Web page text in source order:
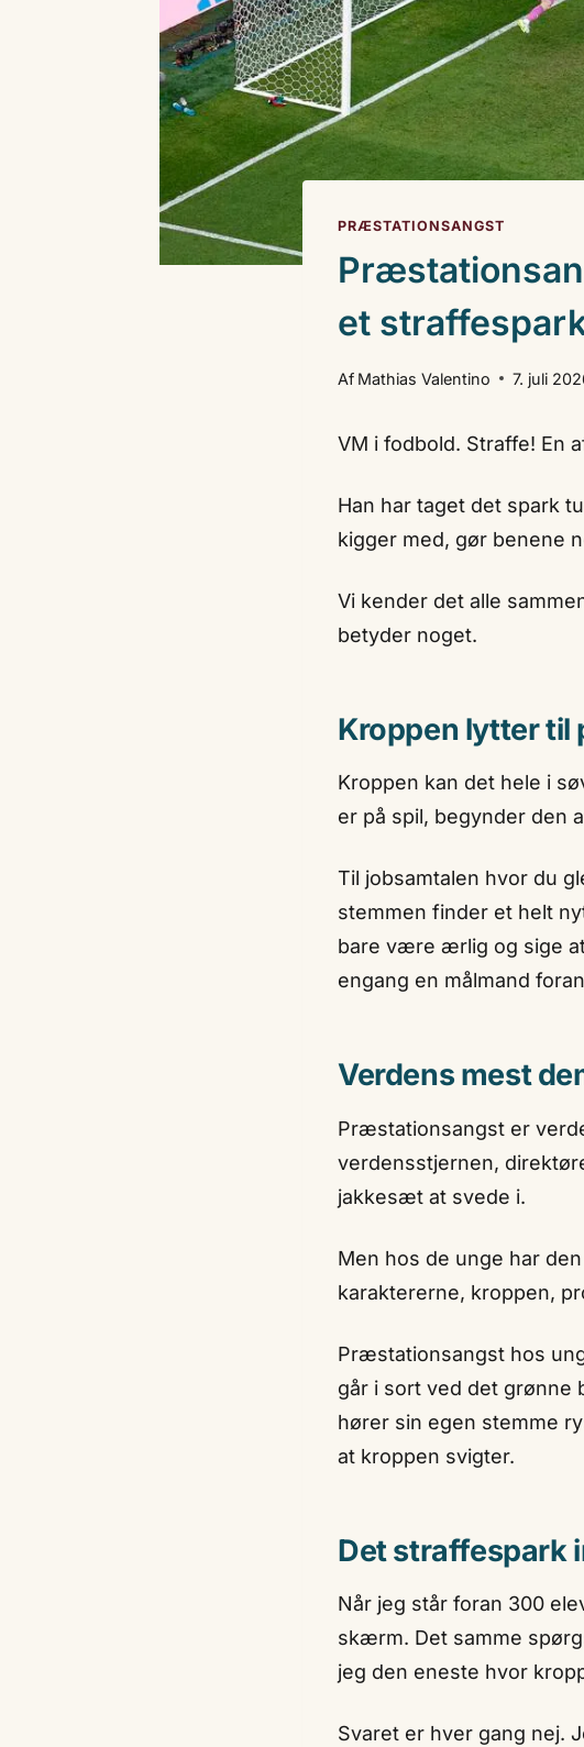
PRÆSTATIONSANGST
et
Af Mathias Valentino 7. juli
VM i fodbold. Straffe! En
Han har taget det spark
kigger med, gør benene
Vi kender det alle
betyder noget.
Kroppen lytter til
Kroppen kan det hele i
er på spil, begynder den
Til jobsamtalen hvor du
stemmen finder et helt
bare være ærlig og sige
engang en målmand
Verdens mest
Præstationsangst er
verdensstjernen,
jakkesæt at svede i.
Men hos de unge har
karaktererne, kroppen,
Præstationsangst hos
går i sort ved det grønne
hører sin egen stemme
at kroppen svigter.
Det straffespark
Når jeg står foran 300
skærm. Det samme
jeg den eneste hvor
Svaret er hver gang nej.